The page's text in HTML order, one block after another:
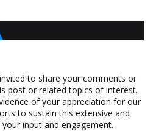
to share your comments or
post or related topics of interest.
of your appreciation for our
to sustain this extensive and
input and engagement.